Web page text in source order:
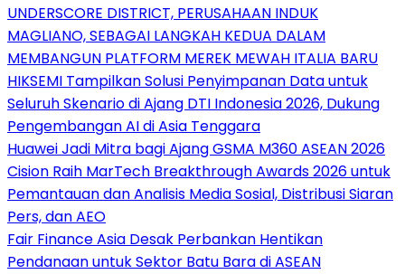
UNDERSCORE DISTRICT, PERUSAHAAN INDUK
MAGLIANO, SEBAGAI LANGKAH KEDUA DALAM
MEMBANGUN PLATFORM MEREK MEWAH ITALIA BARU
HIKSEMI Tampilkan Solusi Penyimpanan Data untuk
Seluruh Skenario di Ajang DTI Indonesia 2026, Dukung
Pengembangan AI di Asia Tenggara
Huawei Jadi Mitra bagi Ajang GSMA M360 ASEAN 2026
Cision Raih MarTech Breakthrough Awards 2026 untuk
Pemantauan dan Analisis Media Sosial, Distribusi Siaran
Pers, dan AEO
Fair Finance Asia Desak Perbankan Hentikan
Pendanaan untuk Sektor Batu Bara di ASEAN